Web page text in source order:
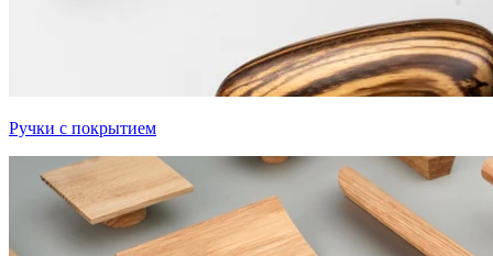
Ручки с покрытием